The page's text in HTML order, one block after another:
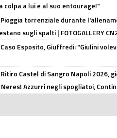
colpa a lui e al suo entourage!"
Pioggia torrenziale durante
sugli spalti | FOTOGALLERY
Caso Esposito, Giuffredi: "Giulini
Ritiro Castel di Sangro Napoli 2026,
Azzurri negli spogliatoi,